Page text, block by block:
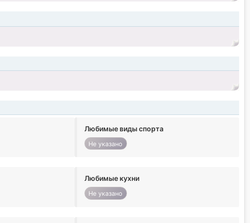
Любимые виды спорта
Не указано
Любимые кухни
Не указано